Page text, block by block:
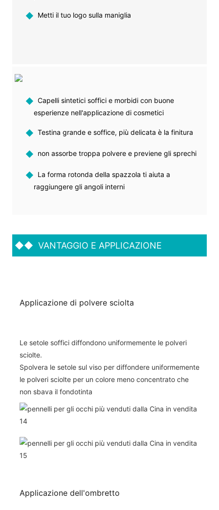
◆ Metti il ​​tuo logo sulla maniglia
◆ Capelli sintetici soffici e morbidi con buone
esperienze nell'applicazione di cosmetici
◆ Testina grande e soffice, più delicata è la finitura
◆ non assorbe troppa polvere e previene gli sprechi
◆ La forma rotonda della spazzola ti aiuta a
raggiungere gli angoli interni
◆◆ VANTAGGIO E APPLICAZIONE
Applicazione di polvere sciolta
Le setole soffici diffondono uniformemente le polveri
sciolte.
Spolvera le setole sul viso per diffondere uniformemente
le polveri sciolte per un colore meno concentrato che
non sbava il fondotinta
Applicazione dell'ombretto